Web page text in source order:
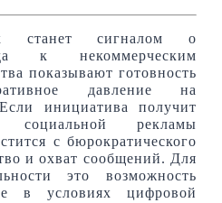
станет сигналом о
к некоммерческим
показывают готовность
давление на
инициатива получит
социальной рекламы
с бюрократического
и охват сообщений. Для
это возможность
в условиях цифровой